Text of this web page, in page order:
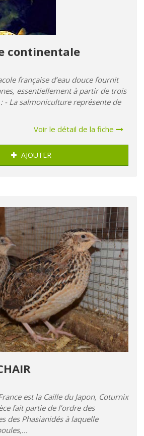
continentale
française d’eau douce fournit
essentiellement à partir de trois
: - La salmoniculture représente de
Voir le détail de la fiche
AJOUTER
est la Caille du Japon, Coturnix
fait partie de l’ordre des
des Phasianidés à laquelle